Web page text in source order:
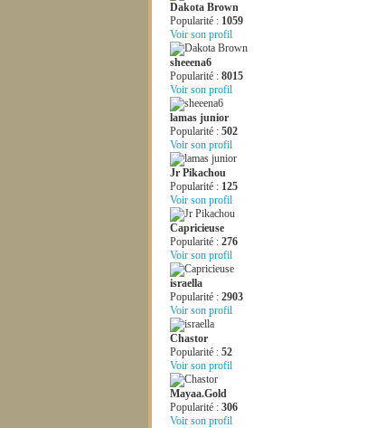
Dakota Brown
Popularité : 1059
Voir son profil
sheeena6
Popularité : 8015
Voir son profil
lamas junior
Popularité : 502
Voir son profil
Jr Pikachou
Popularité : 125
Voir son profil
Capricieuse
Popularité : 276
Voir son profil
israella
Popularité : 2903
Voir son profil
Chastor
Popularité : 52
Voir son profil
Mayaa.Gold
Popularité : 306
Voir son profil